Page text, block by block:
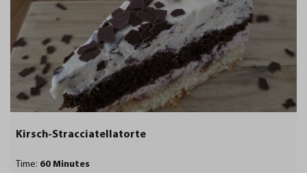
Kirsch-Stracciatellatorte
Time: 60 Minutes